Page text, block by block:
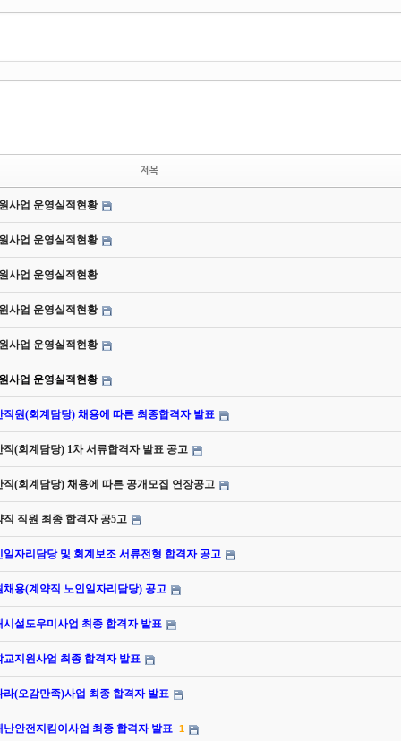
제목
사업 운영실적현황
사업 운영실적현황
사업 운영실적현황
사업 운영실적현황
사업 운영실적현황
사업 운영실적현황
원(회계담당) 채용에 따른 최종합격자 발표
(회계담당) 1차 서류합격자 발표 공고
(회계담당) 채용에 따른 공개모집 연장공고
직원 최종 합격자 공5고
자리담당 및 회계보조 서류전형 합격자 공고
용(계약직 노인일자리담당) 공고
설도우미사업 최종 합격자 발표
지원사업 최종 합격자 발표
(오감만족)사업 최종 합격자 발표
안전지킴이사업 최종 합격자 발표 1